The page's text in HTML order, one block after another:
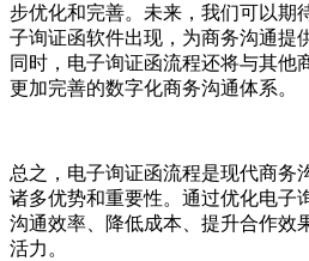
步优化和完善。未来，我们可以期
子询证函软件出现，为商务沟通提
同时，电子询证函流程还将与其他
更加完善的数字化商务沟通体系。
总之，电子询证函流程是现代商务
诸多优势和重要性。通过优化电子
沟通效率、降低成本、提升合作效
活力。